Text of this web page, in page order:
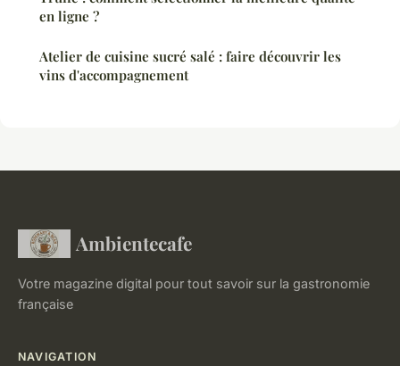
en ligne ?
Atelier de cuisine sucré salé : faire découvrir les
vins d'accompagnement
Ambientecafe
Votre magazine digital pour tout savoir sur la gastronomie
française
NAVIGATION